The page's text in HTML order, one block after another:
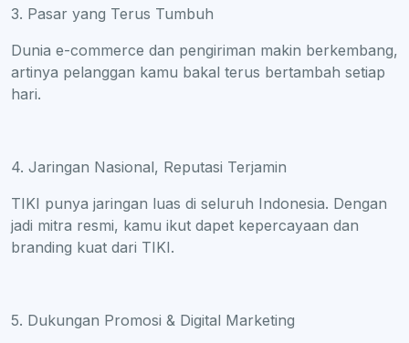
3. Pasar yang Terus Tumbuh
Dunia e-commerce dan pengiriman makin berkembang,
artinya pelanggan kamu bakal terus bertambah setiap
hari.
4. Jaringan Nasional, Reputasi Terjamin
TIKI punya jaringan luas di seluruh Indonesia. Dengan
jadi mitra resmi, kamu ikut dapet kepercayaan dan
branding kuat dari TIKI.
5. Dukungan Promosi & Digital Marketing